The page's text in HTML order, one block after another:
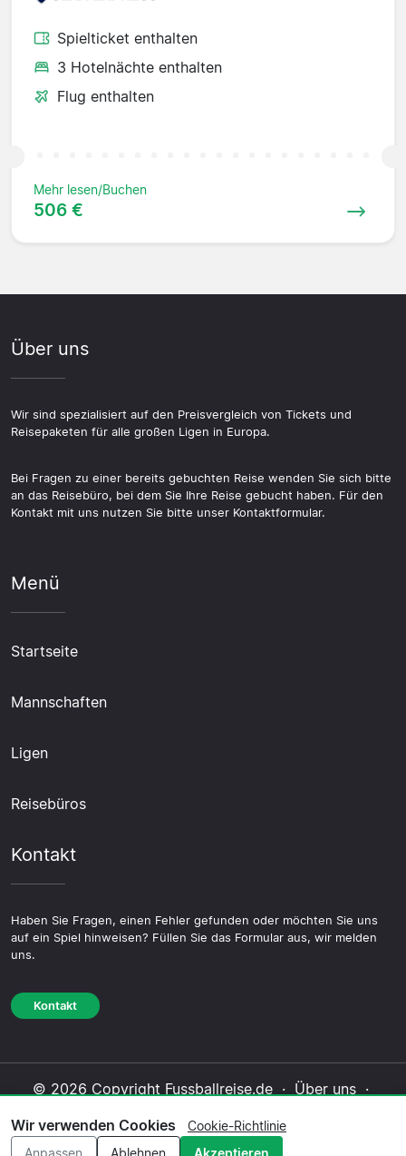
Spielticket enthalten
3 Hotelnächte enthalten
Flug enthalten
Mehr lesen/Buchen
506 €
Über uns
Wir sind spezialisiert auf den Preisvergleich von Tickets und
Reisepaketen für alle großen Ligen in Europa.
Bei Fragen zu einer bereits gebuchten Reise wenden Sie sich bitte
an das Reisebüro, bei dem Sie Ihre Reise gebucht haben. Für den
Kontakt mit uns nutzen Sie bitte unser Kontaktformular.
Menü
Startseite
Mannschaften
Ligen
Reisebüros
Kontakt
Haben Sie Fragen, einen Fehler gefunden oder möchten Sie uns
auf ein Spiel hinweisen? Füllen Sie das Formular aus, wir melden
uns.
Kontakt
© 2026 Copyright Fussballreise.de · Über uns ·
Cookie-Richtlinie·Redaktionelle Richtlinie
Wir verwenden Cookies
Cookie-Richtlinie
Anpassen
Ablehnen Akzeptieren